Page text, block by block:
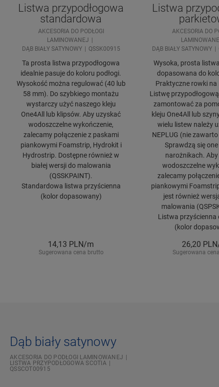
Listwa przypodłogowa
standardowa
AKCESORIA DO PODŁOGI
LAMINOWANEJ
DĄB BIAŁY SATYNOWY
QSSK00915
Ta prosta listwa przypodłogowa
idealnie pasuje do koloru podłogi.
Wysokość można regulować (40 lub
58 mm). Do szybkiego montażu
wystarczy użyć naszego kleju
One4All lub klipsów. Aby uzyskać
wodoszczelne wykończenie,
zalecamy połączenie z paskami
piankowymi Foamstrip, Hydrokit i
Hydrostrip. Dostępne również w
białej wersji do malowania
(QSSKPAINT).
Standardowa listwa przyścienna
(kolor dopasowany)
14,13 PLN/m
Sugerowana cena brutto
Listwa
AKCESORIA DO
DĄB BIAŁY SATYNOWY
Wysoka, prosta
dopasowana do
Praktyczne rowki na
Listwę
zamontować za
kleju One4All lub
wielu listew należy
NEPLUG (nie
Sprawdzą się
narożnikach.
wodoszczelne
zalecamy
piankowymi
jest również
malowania
Listwa przyścienna
(kolor
26,20
Sugerowana
Dąb biały satynowy
AKCESORIA DO PODŁOGI LAMINOWANEJ
LISTWA PRZYPODŁOGOWA SCOTIA
QSSCOT00915